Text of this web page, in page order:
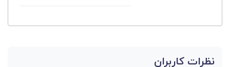
نظرات کاربران